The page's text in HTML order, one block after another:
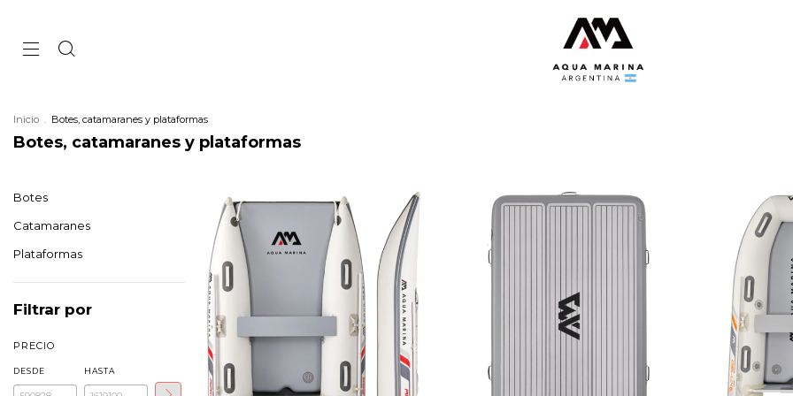
Inicio . Botes, catamaranes y plataformas
Botes, catamaranes y plataformas
Botes
Catamaranes
Plataformas
Filtrar por
PRECIO
DESDE HASTA